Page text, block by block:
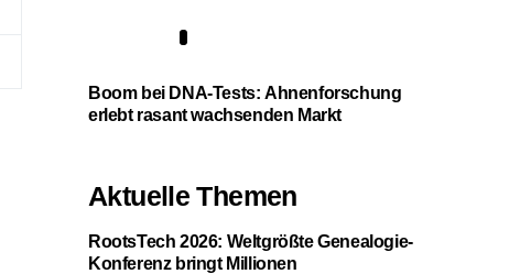
Boom bei DNA-Tests: Ahnenforschung
erlebt rasant wachsenden Markt
Aktuelle Themen
RootsTech 2026: Weltgrößte Genealogie-
Konferenz bringt Millionen